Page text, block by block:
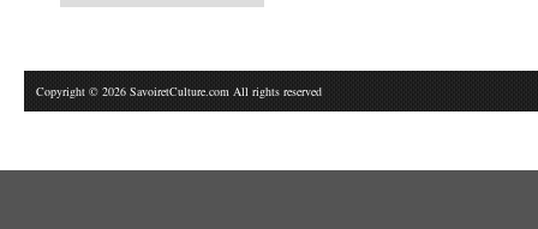
Copyright © 2026 SavoiretCulture.com All rights reserved